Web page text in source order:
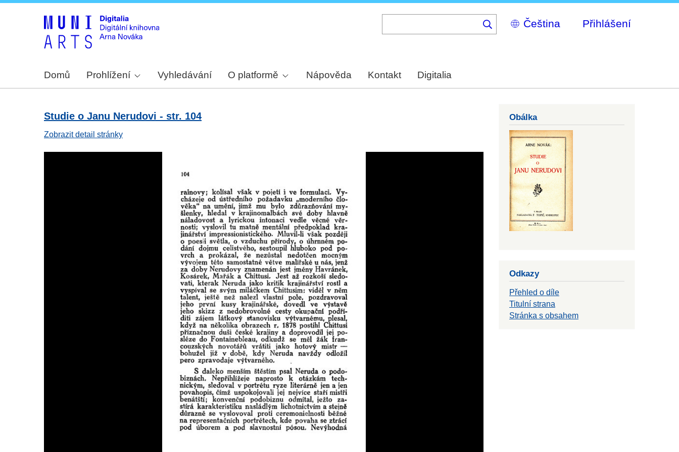
Select
your
Přihlášení
Domů Prohlížení Vyhledávání O platformě Nápověda Kontakt Digitalia
Studie o Janu Nerudovi - str. 104
Zobrazit detail stránky
Obálka
Odkazy
Přehled o díle
Titulní strana
Stránka s obsahem